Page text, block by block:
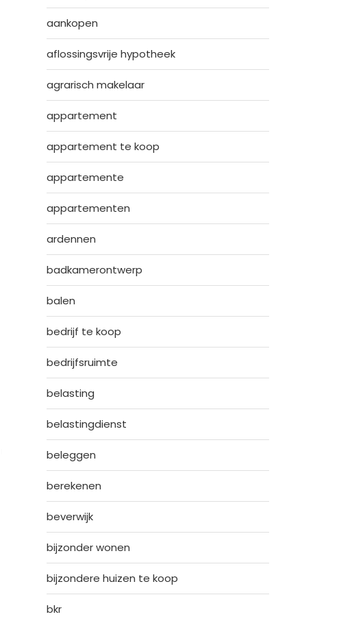
aankopen
aflossingsvrije hypotheek
agrarisch makelaar
appartement
appartement te koop
appartemente
appartementen
ardennen
badkamerontwerp
balen
bedrijf te koop
bedrijfsruimte
belasting
belastingdienst
beleggen
berekenen
beverwijk
bijzonder wonen
bijzondere huizen te koop
bkr